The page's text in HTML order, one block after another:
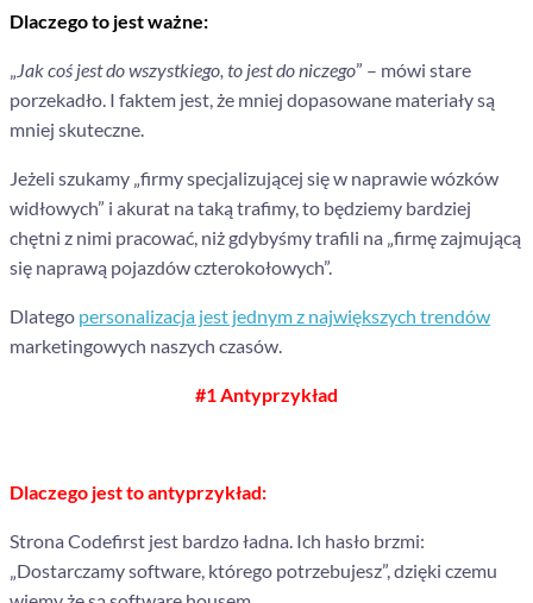
Dlaczego to jest ważne:
„Jak coś jest do wszystkiego, to jest do niczego” – mówi stare
porzekadło. I faktem jest, że mniej dopasowane materiały są
mniej skuteczne.
Jeżeli szukamy „firmy specjalizującej się w naprawie wózków
widłowych” i akurat na taką trafimy, to będziemy bardziej
chętni z nimi pracować, niż gdybyśmy trafili na „firmę zajmującą
się naprawą pojazdów czterokołowych”.
Dlatego personalizacja jest jednym z największych trendów
marketingowych naszych czasów.
#1 Antyprzykład
Dlaczego jest to antyprzykład:
Strona Codefirst jest bardzo ładna. Ich hasło brzmi:
„Dostarczamy software, którego potrzebujesz”, dzięki czemu